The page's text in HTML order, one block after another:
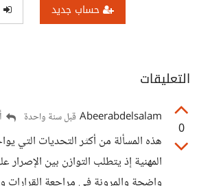
حساب جديد
التعليقات
0
Abeerabdelsalam قبل سنة واحدة
هذه المسألة من أكثر التحديات التي
المهنية إذ يتطلب التوازن بين الإصرار